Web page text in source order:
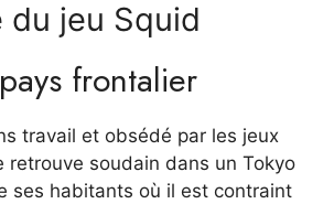
du jeu Squid
frontalier
travail et obsédé par les jeux
retrouve soudain dans un Tokyo
ses habitants où il est contraint